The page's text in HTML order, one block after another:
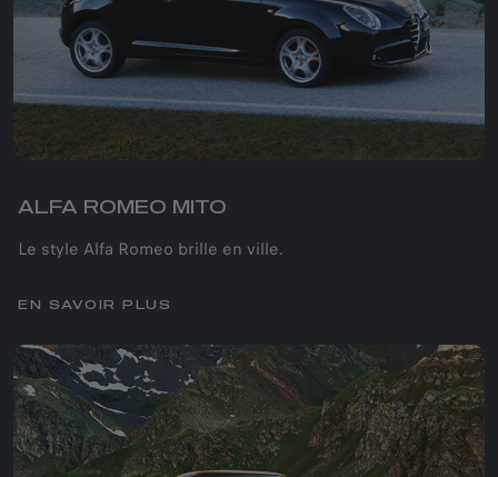
ALFA ROMEO MITO
Le style Alfa Romeo brille en ville.
EN SAVOIR PLUS